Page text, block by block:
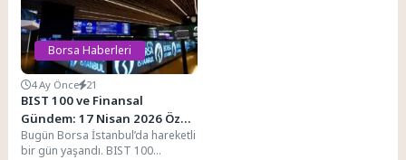
Borsa Haberleri
4 Ay Önce 21
BIST 100 ve Finansal
Gündem: 17 Nisan 2026 Özeti
ve Güncel Veriler
Bugün Borsa İstanbul’da hareketli
bir gün yaşandı. BIST 100